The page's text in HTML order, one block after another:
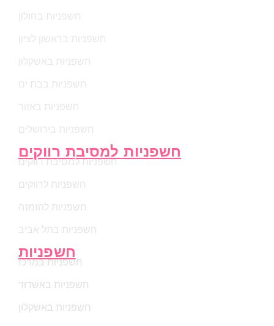
חשפניות בחולון
חשפניות בראשון לציון
חשפניות באשקלון
חשפניות בבת ים
חשפניות באזור
חשפניות בירושלים
חשפניות למסיבת רווקים
חשפניות למסיבת רווקים
חשפניות לרווקים
חשפניות להזמנה
חשפניות בתל אביב
חשפניות
חשפניות במרכז
חשפניות באשדוד
חשפניות באשקלון